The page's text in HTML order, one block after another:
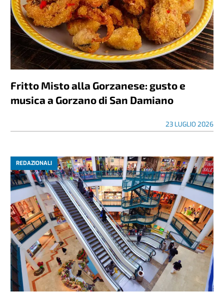
Fritto Misto alla Gorzanese: gusto e
musica a Gorzano di San Damiano
23 LUGLIO 2026
REDAZIONALI